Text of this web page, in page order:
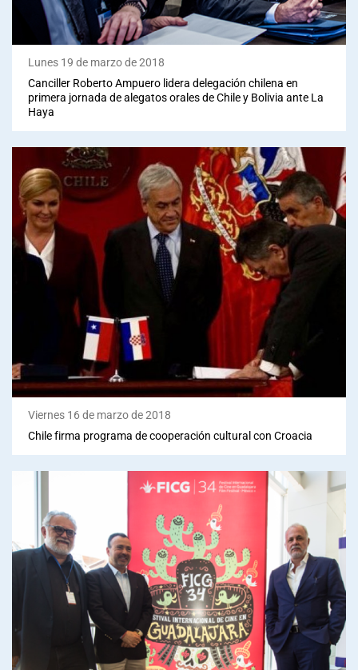
Lunes 19 de marzo de 2018
Canciller Roberto Ampuero lidera delegación chilena en
primera jornada de alegatos orales de Chile y Bolivia ante La
Haya
Viernes 16 de marzo de 2018
Chile firma programa de cooperación cultural con Croacia